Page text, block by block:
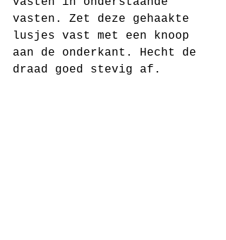
vasten. Zet deze gehaakte
lusjes vast met een knoop
aan de onderkant. Hecht de
draad goed stevig af.